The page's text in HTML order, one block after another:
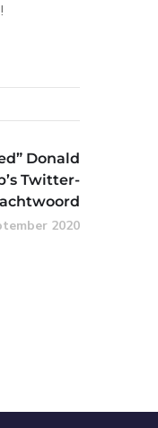
!
Donald
Twitter-
2020